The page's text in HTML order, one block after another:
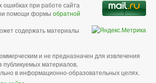
ошибках при работе сайта
помощи формы обратной
содержать материалы
и не предназначен для извлечения
публикуемых материалов,
в информационно-образовательных целях.